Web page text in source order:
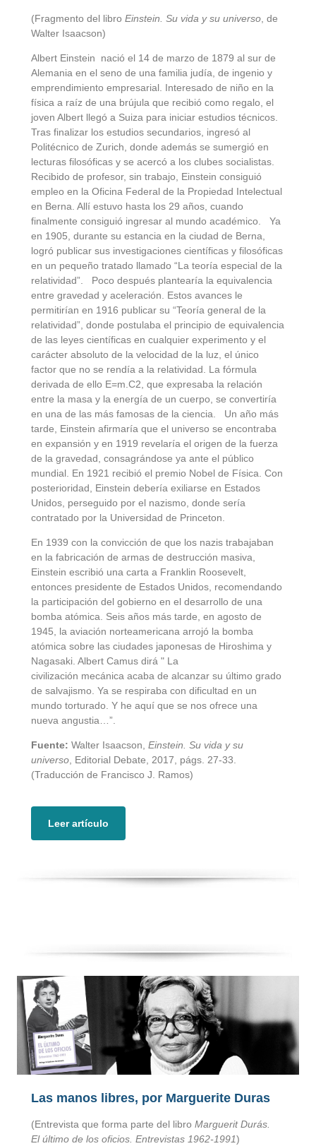
(Fragmento del libro Einstein. Su vida y su universo , de
Walter Isaacson)
Albert Einstein nació el 14 de marzo de 1879 al sur de
Alemania en el seno de una familia judía, de ingenio y
emprendimiento empresarial. Interesado de niño en la
física a raíz de una brújula que recibió como regalo, el
joven Albert llegó a Suiza para iniciar estudios técnicos.
Tras finalizar los estudios secundarios, ingresó al
Politécnico de Zurich, donde además se sumergió en
lecturas filosóficas y se acercó a los clubes socialistas.
Recibido de profesor, sin trabajo, Einstein consiguió
empleo en la Oficina Federal de la Propiedad Intelectual
en Berna. Allí estuvo hasta los 29 años, cuando
finalmente consiguió ingresar al mundo académico. Ya
en 1905, durante su estancia en la ciudad de Berna,
logró publicar sus investigaciones científicas y filosóficas
en un pequeño tratado llamado “La teoría especial de la
relatividad”. Poco después plantearía la equivalencia
entre gravedad y aceleración. Estos avances le
permitirían en 1916 publicar su “Teoría general de la
relatividad”, donde postulaba el principio de equivalencia
de las leyes científicas en cualquier experimento y el
carácter absoluto de la velocidad de la luz, el único
factor que no se rendía a la relatividad. La fórmula
derivada de ello E=m.C2, que expresaba la relación
entre la masa y la energía de un cuerpo, se convertiría
en una de las más famosas de la ciencia. Un año más
tarde, Einstein afirmaría que el universo se encontraba
en expansión y en 1919 revelaría el origen de la fuerza
de la gravedad, consagrándose ya ante el público
mundial. En 1921 recibió el premio Nobel de Física. Con
posterioridad, Einstein debería exiliarse en Estados
Unidos, perseguido por el nazismo, donde sería
contratado por la Universidad de Princeton.
En 1939 con la convicción de que los nazis trabajaban
en la fabricación de armas de destrucción masiva,
Einstein escribió una carta a Franklin Roosevelt,
entonces presidente de Estados Unidos, recomendando
la participación del gobierno en el desarrollo de una
bomba atómica. Seis años más tarde, en agosto de
1945, la aviación norteamericana arrojó la bomba
atómica sobre las ciudades japonesas de Hiroshima y
Nagasaki. Albert Camus dirá " La
civilización mecánica acaba de alcanzar su último grado
de salvajismo. Ya se respiraba con dificultad en un
mundo torturado. Y he aquí que se nos ofrece una
nueva angustia…”.
Fuente: Walter Isaacson, Einstein. Su vida y su
universo , Editorial Debate, 2017, págs. 27-33.
(Traducción de Francisco J. Ramos)
Leer artículo
Las manos libres, por Marguerite Duras
(Entrevista que forma parte del libro Marguerit Durás.
El último de los oficios. Entrevistas 1962-1991)